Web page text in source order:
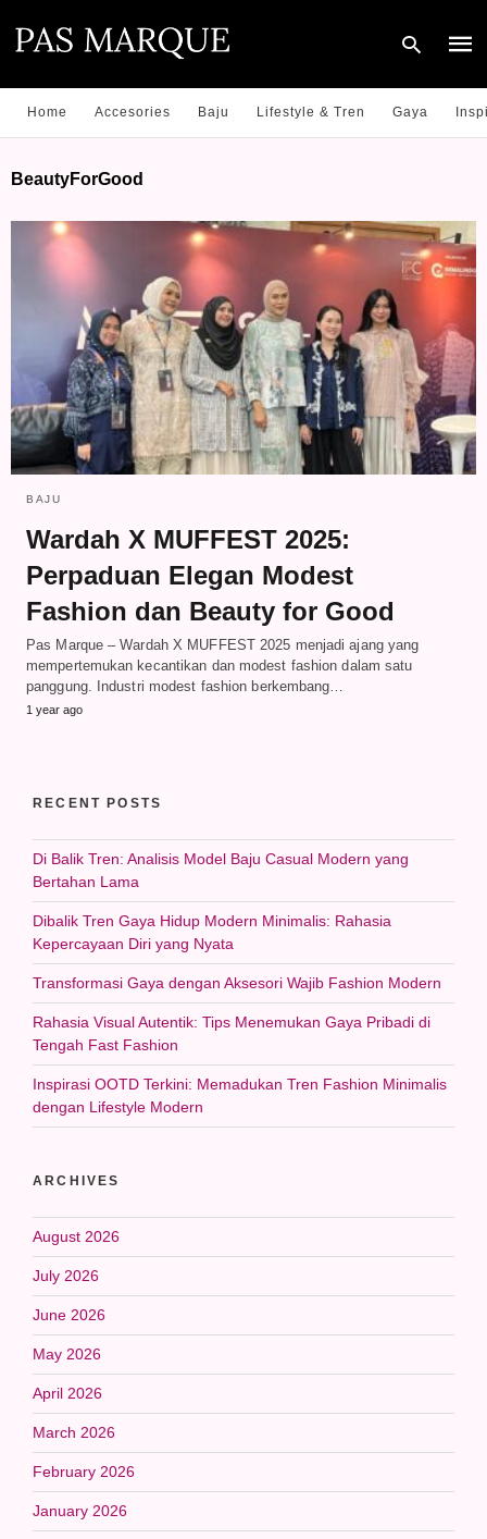
and
hit
Home Accesories Baju Lifestyle & Tren Gaya
BeautyForGood
BAJU
Wardah X MUFFEST 2025:
Perpaduan Elegan Modest
Fashion dan Beauty for Good
Pas Marque – Wardah X MUFFEST 2025 menjadi ajang yang
mempertemukan kecantikan dan modest fashion dalam satu
panggung. Industri modest fashion berkembang…
1 year ago
RECENT POSTS
Di Balik Tren: Analisis Model Baju Casual Modern yang
Bertahan Lama
Dibalik Tren Gaya Hidup Modern Minimalis: Rahasia
Kepercayaan Diri yang Nyata
Transformasi Gaya dengan Aksesori Wajib Fashion Modern
Rahasia Visual Autentik: Tips Menemukan Gaya Pribadi di
Tengah Fast Fashion
Inspirasi OOTD Terkini: Memadukan Tren Fashion Minimalis
dengan Lifestyle Modern
ARCHIVES
August 2026
July 2026
June 2026
May 2026
April 2026
March 2026
February 2026
January 2026